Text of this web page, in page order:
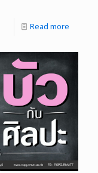
Read more